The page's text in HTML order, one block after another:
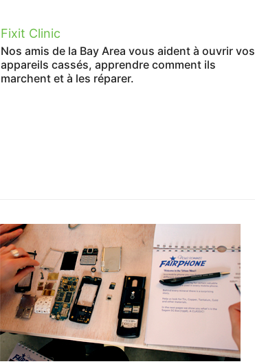
Fixit Clinic
Nos amis de la Bay Area vous aident à ouvrir vos
appareils cassés, apprendre comment ils
marchent et à les réparer.